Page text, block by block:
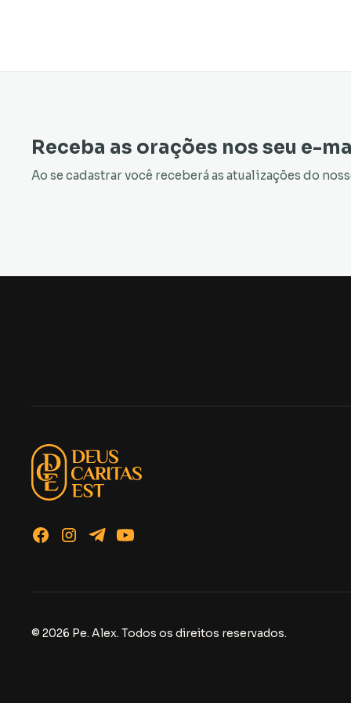
Receba as orações nos seu e-
Ao se cadastrar você receberá as atualizações do
© 2026 Pe. Alex. Todos os direitos reservados.